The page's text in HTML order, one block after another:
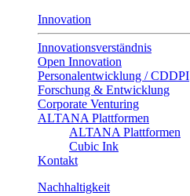
Innovation
Innovationsverständnis
Open Innovation
Personalentwicklung / CDDPI
Forschung & Entwicklung
Corporate Venturing
ALTANA Plattformen
ALTANA Plattformen
Cubic Ink
Kontakt
Nachhaltigkeit